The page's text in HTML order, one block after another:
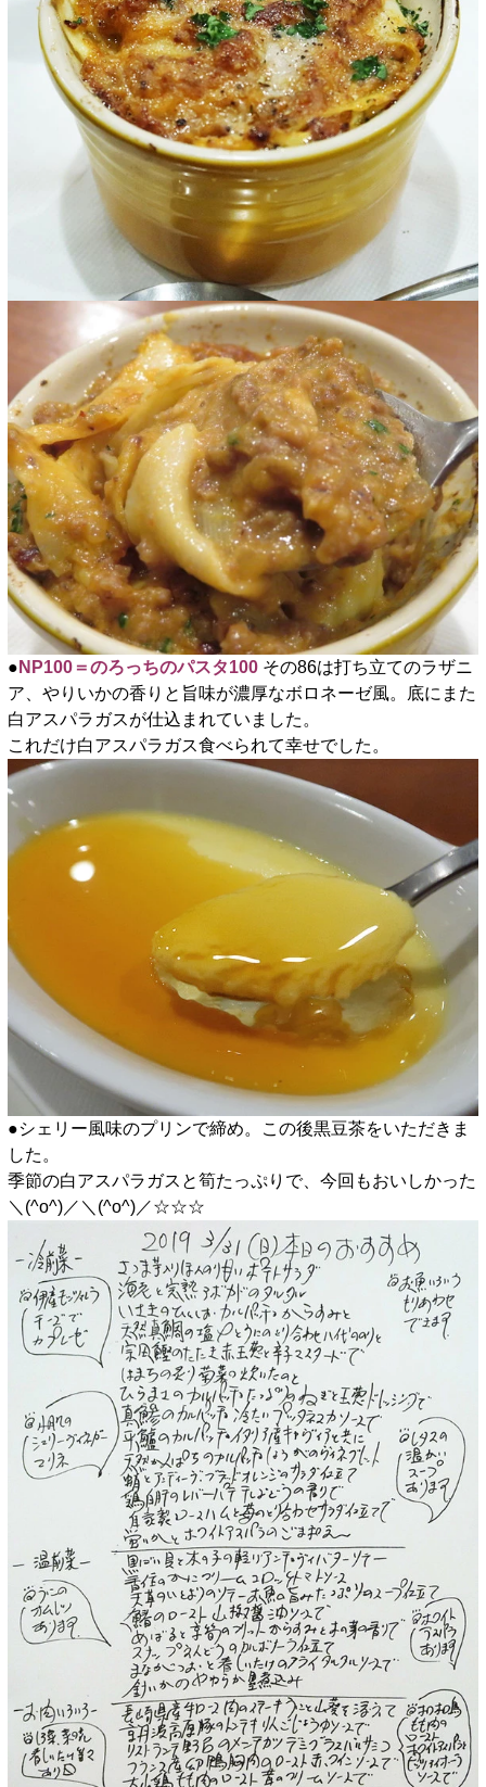
● NP100＝のろっちのパスタ100その86は打ち立てのラザニ
ア、やりいかの香りと旨味が濃厚なボロネーゼ風。底にまた
白アスパラガスが仕込まれていました。
これだけ白アスパラガス食べられて幸せでした。
●シェリー風味のプリンで締め。この後黒豆茶をいただきま
した。
季節の白アスパラガスと筍たっぷりで、今回もおいしかった
＼(^o^)／＼(^o^)／☆☆☆